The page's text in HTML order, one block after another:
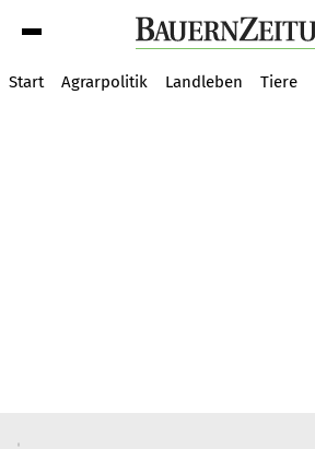
Start Agrarpolitik Landleben Tiere